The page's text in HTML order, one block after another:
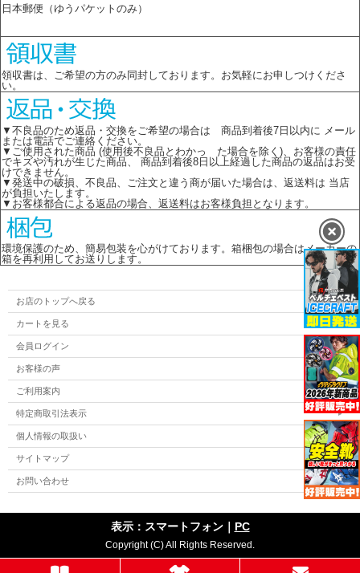
日本郵便（ゆうパケットのみ）
領収書は、ご希望の方のみ同封しております。お気軽にお申しつけくださ
い。
▼不良品のため返品・交換をご希望の場合は 商品到着後7日以内に メール
または電話でご連絡ください。
▼ご使用された商品 (使用後不良品とわかっ た場合を除く)、お客様の責任
でキズや汚れが生じた商品、 商品到着後8日以上経過した商品の返品はお受
けできません。
▼発送中の破損、不良品、ご注文と違う商が届いた場合は、返送料は 当店
が負担いたします。
▼お客様都合による返品の場合、返送料はお客様負担となります。
環境保護のため、簡易包装を心がけております。箱梱包の場合はメーカーの
箱を再利用してお送りします。
お店のトップへ戻る
カートを見る
会員ログイン
お客様の声
ご利用案内
特定商取引法表示
個人情報の取扱い
サイトマップ
お問い合わせ
表示：スマートフォン｜ PC
Copyright (C) All Rights Reserved.